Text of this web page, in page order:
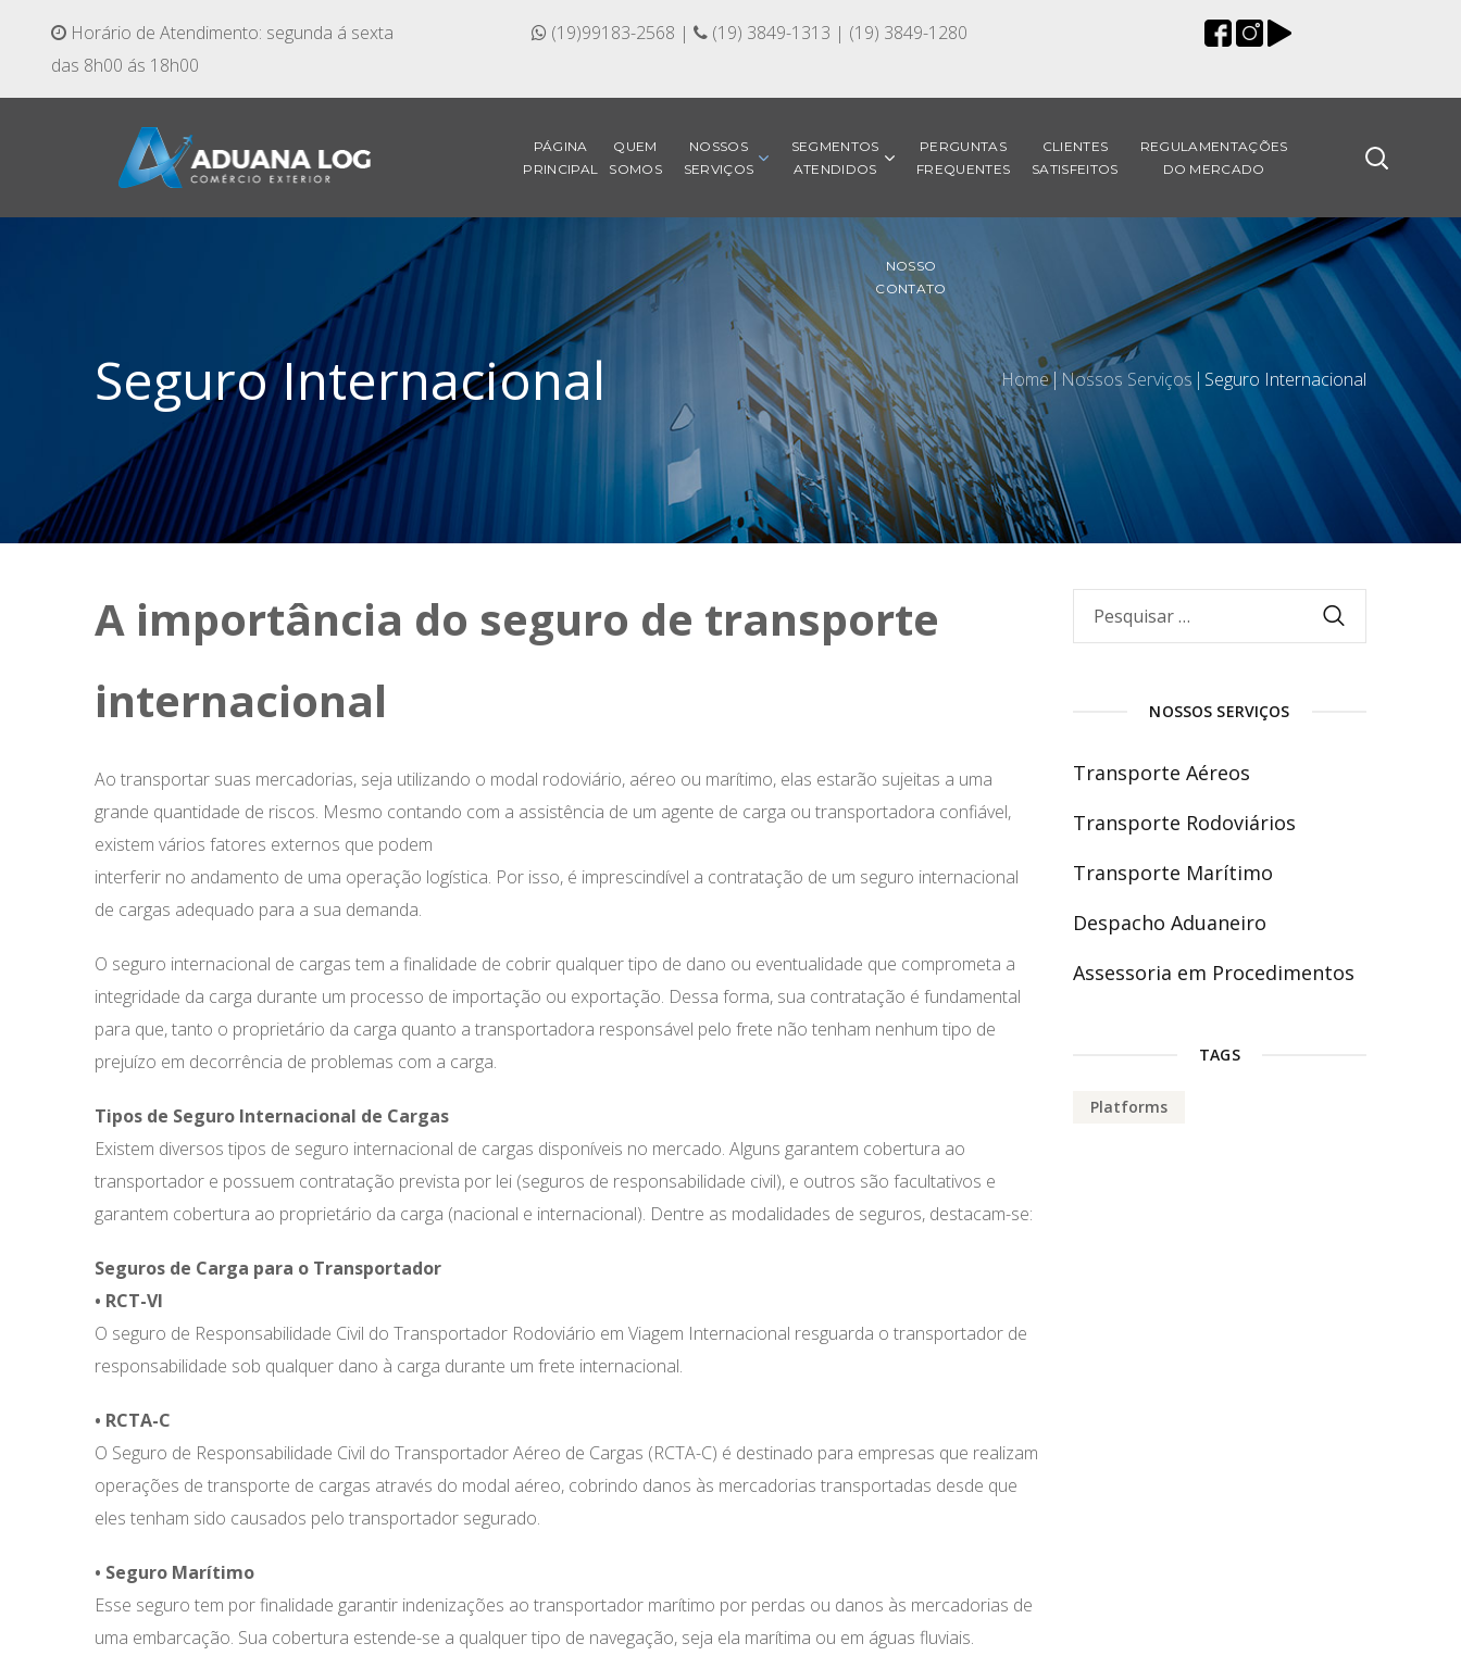
Horário de Atendimento: segunda á sexta
das 8h00 ás 18h00
(19)99183-2568 | (19) 3849-1313 | (19) 3849-1280
PÁGINA
PRINCIPAL
QUEM
SOMOS
NOSSOS
SERVIÇOS
SEGMENTOS
ATENDIDOS
PERGUNTAS
FREQUENTES
CLIENTES
SATISFEITOS
REGULAMENTAÇÕES
DO MERCADO
NOSSO
CONTATO
Seguro Internacional Home Nossos Serviços Seguro Internacional
A importância do seguro de transporte
internacional
Ao transportar suas mercadorias, seja utilizando o modal rodoviário, aéreo ou marítimo, elas estarão sujeitas a uma
grande quantidade de riscos. Mesmo contando com a assistência de um agente de carga ou transportadora confiável,
existem vários fatores externos que podem
interferir no andamento de uma operação logística. Por isso, é imprescindível a contratação de um seguro internacional
de cargas adequado para a sua demanda.
O seguro internacional de cargas tem a finalidade de cobrir qualquer tipo de dano ou eventualidade que comprometa a
integridade da carga durante um processo de importação ou exportação. Dessa forma, sua contratação é fundamental
para que, tanto o proprietário da carga quanto a transportadora responsável pelo frete não tenham nenhum tipo de
prejuízo em decorrência de problemas com a carga.
Tipos de Seguro Internacional de Cargas
Existem diversos tipos de seguro internacional de cargas disponíveis no mercado. Alguns garantem cobertura ao
transportador e possuem contratação prevista por lei (seguros de responsabilidade civil), e outros são facultativos e
garantem cobertura ao proprietário da carga (nacional e internacional). Dentre as modalidades de seguros, destacam-se:
Seguros de Carga para o Transportador
• RCT-VI
O seguro de Responsabilidade Civil do Transportador Rodoviário em Viagem Internacional resguarda o transportador de
responsabilidade sob qualquer dano à carga durante um frete internacional.
• RCTA-C
O Seguro de Responsabilidade Civil do Transportador Aéreo de Cargas (RCTA-C) é destinado para empresas que realizam
operações de transporte de cargas através do modal aéreo, cobrindo danos às mercadorias transportadas desde que
eles tenham sido causados pelo transportador segurado.
• Seguro Marítimo
Esse seguro tem por finalidade garantir indenizações ao transportador marítimo por perdas ou danos às mercadorias de
uma embarcação. Sua cobertura estende-se a qualquer tipo de navegação, seja ela marítima ou em águas fluviais.
NOSSOS SERVIÇOS
Transporte Aéreos
Transporte Rodoviários
Transporte Marítimo
Despacho Aduaneiro
Assessoria em Procedimentos
TAGS
Platforms